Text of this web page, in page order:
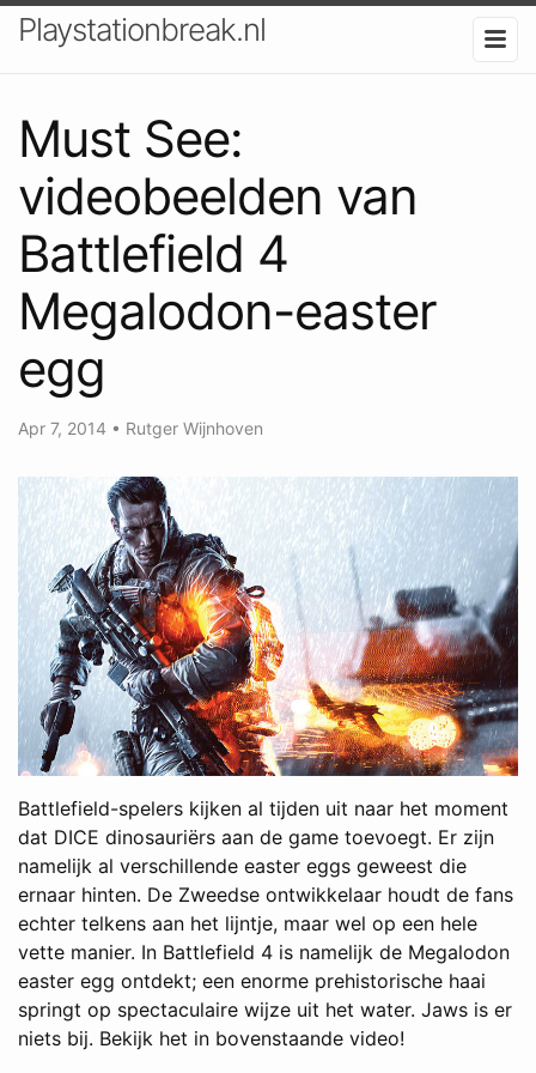
Playstationbreak.nl
Must See:
videobeelden van
Battlefield 4
Megalodon-easter
egg
Apr 7, 2014 • Rutger Wijnhoven
Battlefield-spelers kijken al tijden uit naar het moment
dat DICE dinosauriërs aan de game toevoegt. Er zijn
namelijk al verschillende easter eggs geweest die
ernaar hinten. De Zweedse ontwikkelaar houdt de fans
echter telkens aan het lijntje, maar wel op een hele
vette manier. In Battlefield 4 is namelijk de Megalodon
easter egg ontdekt; een enorme prehistorische haai
springt op spectaculaire wijze uit het water. Jaws is er
niets bij. Bekijk het in bovenstaande video!